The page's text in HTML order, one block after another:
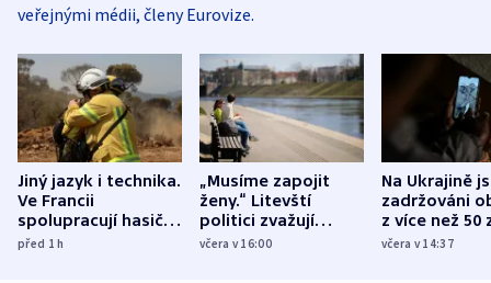
veřejnými médii, členy Eurovize.
Jiný jazyk i technika.
Ve Francii
spolupracují hasiči z
různých zemí
před 1h
„Musíme zapojit
ženy.“ Litevští
politici zvažují
dohodu o
včera v 16:00
Na Ukrajině
zadržováni
z více než 50
Bojovali na
včera v 14:37